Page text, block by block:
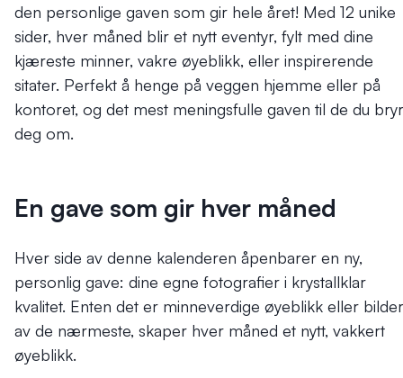
den personlige gaven som gir hele året! Med 12 unike
sider, hver måned blir et nytt eventyr, fylt med dine
kjæreste minner, vakre øyeblikk, eller inspirerende
sitater. Perfekt å henge på veggen hjemme eller på
kontoret, og det mest meningsfulle gaven til de du bryr
deg om.
En gave som gir hver måned
Hver side av denne kalenderen åpenbarer en ny,
personlig gave: dine egne fotografier i krystallklar
kvalitet. Enten det er minneverdige øyeblikk eller bilder
av de nærmeste, skaper hver måned et nytt, vakkert
øyeblikk.